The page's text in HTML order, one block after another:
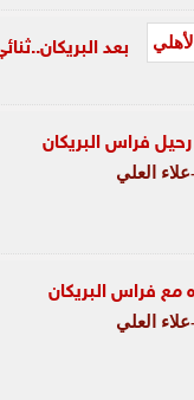
بعد
فراس البريكان
العلي
مع فراس البريكان
العلي